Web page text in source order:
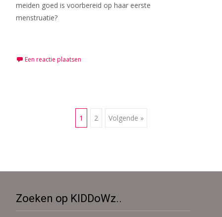
meiden goed is voorbereid op haar eerste
menstruatie?
Een reactie plaatsen
Berichten
1 2 Volgende »
Zoeken op KIDDoWz..